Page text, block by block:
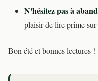
N'hésitez pas à
plaisir de lire prime
Bon été et bonnes lectures !